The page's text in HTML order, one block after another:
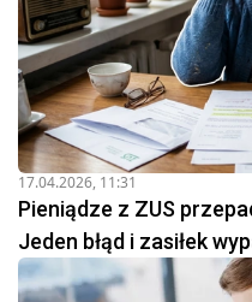
17.04.2026, 11:31
Pieniądze z ZUS
Jeden błąd i zasiłek